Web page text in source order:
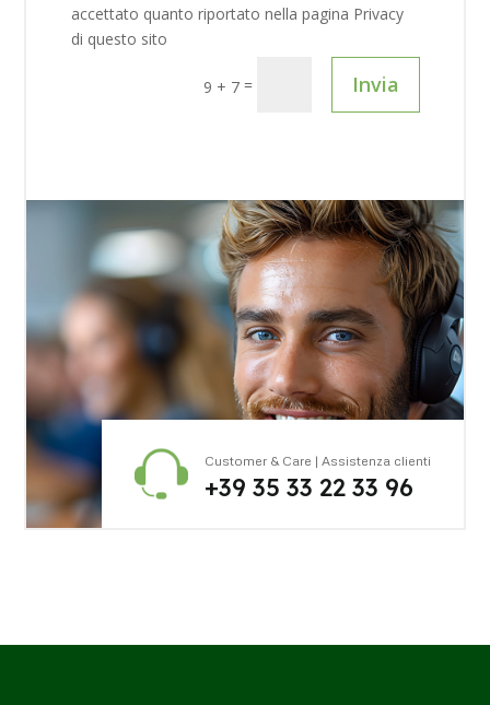
accettato quanto riportato nella pagina Privacy
di questo sito
9 + 7= Invia
Customer & Care | Assistenza clienti
+39 35 33 22 33 96